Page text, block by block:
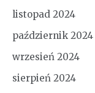
listopad 2024
październik 2024
wrzesień 2024
sierpień 2024